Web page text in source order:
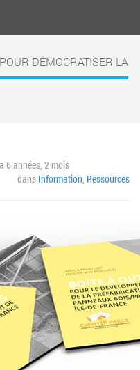
DÉMOCRATISER LA
6 années, 2 mois
dans Information, Ressources